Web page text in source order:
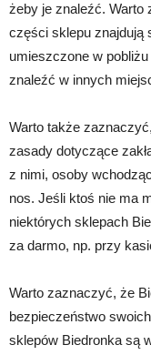
żeby je znaleźć. Warto
części sklepu znajdują
umieszczone w
znaleźć w innych
Warto także
zasady dotyczące
z nimi, osoby
nos. Jeśli ktoś nie ma
niektórych sklepach
za darmo, np. przy
Warto zaznaczyć, że
bezpieczeństwo
sklepów Biedronka są